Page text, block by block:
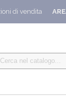
di vendita